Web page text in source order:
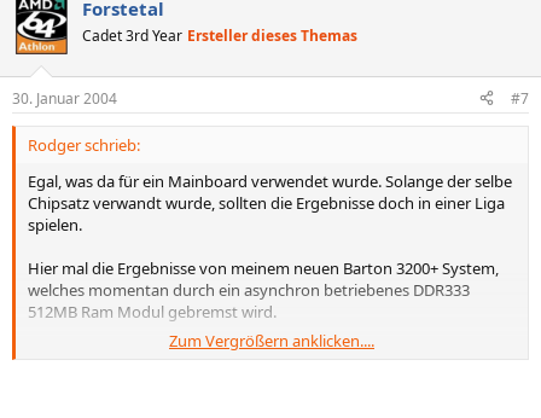
Forstetal
Cadet 3rd Year Ersteller dieses Themas
30. Januar 2004 #7
Rodger schrieb:
Egal, was da für ein Mainboard verwendet wurde. Solange der selbe
Chipsatz verwandt wurde, sollten die Ergebnisse doch in einer Liga
spielen.
Hier mal die Ergebnisse von meinem neuen Barton 3200+ System,
welches momentan durch ein asynchron betriebenes DDR333
512MB Ram Modul gebremst wird.
SiSoft Sandra Version: 2004.10.9.89
Zum Vergrößern anklicken....